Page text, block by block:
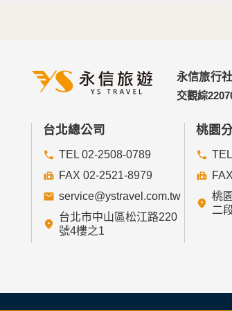
永信旅行
交觀綜
台北總公司
TEL 02-2508-0789
FAX 02-2521-8979
service@ystravel.com.tw
台北市中山區松江路220
號4樓之1
桃園
桃
二